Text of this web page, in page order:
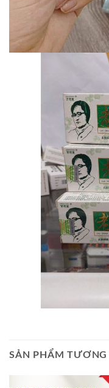
SẢN PHẨM